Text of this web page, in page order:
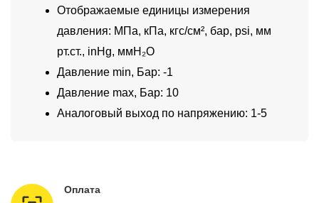
Отображаемые единицы измерения
давления: МПа, кПа, кгс/см², бар, psi, мм
рт.ст., inHg, ммH₂O
Давление min, Бар: -1
Давление max, Бар: 10
Аналоговый выход по напряжению: 1-5
Оплата